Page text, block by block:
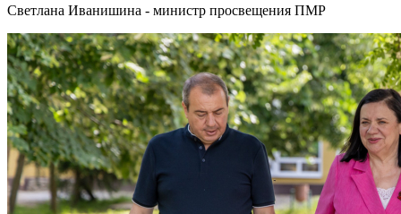
Светлана Иванишина - министр просвещения ПМР